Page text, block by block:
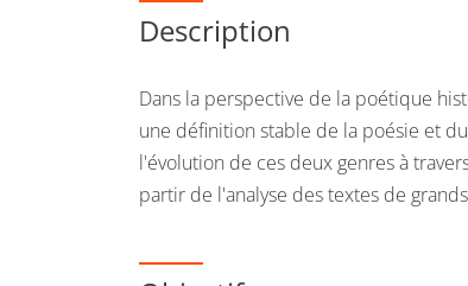
Description
Dans la perspective de la poétique
une définition stable de la poésie et
l'évolution de ces deux genres à
partir de l'analyse des textes de